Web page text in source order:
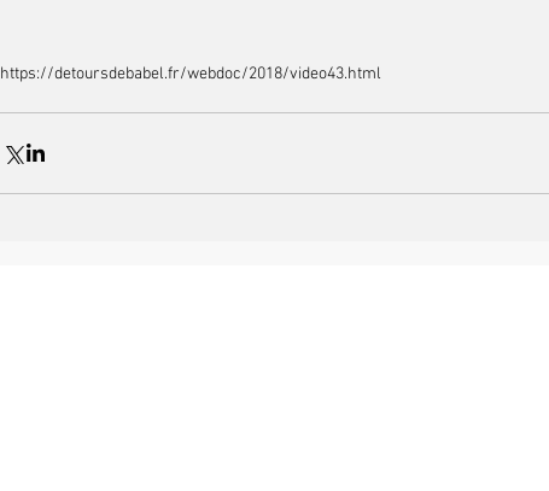
https://detoursdebabel.fr/webdoc/2018/video43.html